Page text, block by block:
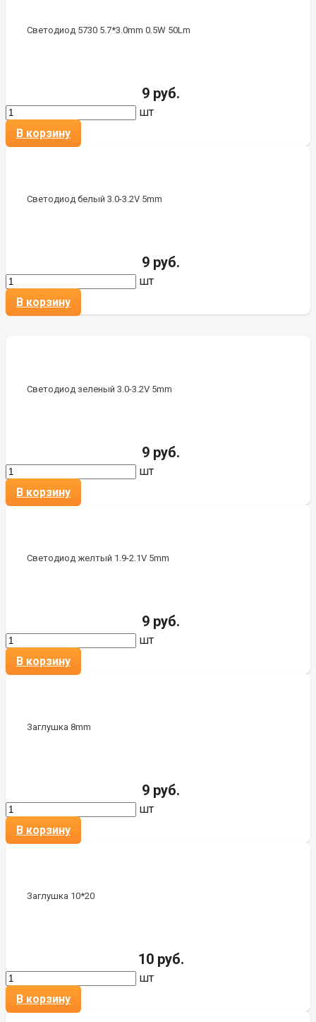
Светодиод 5730 5.7*3.0mm 0.5W 50Lm
9 руб.
шт
В корзину
Светодиод белый 3.0-3.2V 5mm
9 руб.
шт
В корзину
Светодиод зеленый 3.0-3.2V 5mm
9 руб.
шт
В корзину
Светодиод желтый 1.9-2.1V 5mm
9 руб.
шт
В корзину
Заглушка 8mm
9 руб.
шт
В корзину
Заглушка 10*20
10 руб.
шт
В корзину